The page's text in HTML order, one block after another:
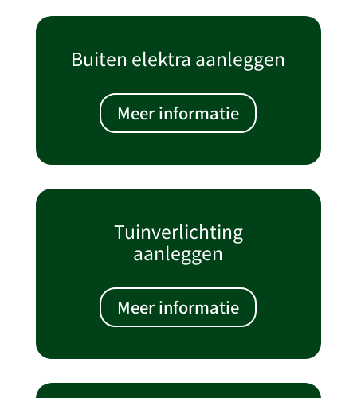
Buiten elektra aanleggen
Meer informatie
Tuinverlichting
aanleggen
Meer informatie